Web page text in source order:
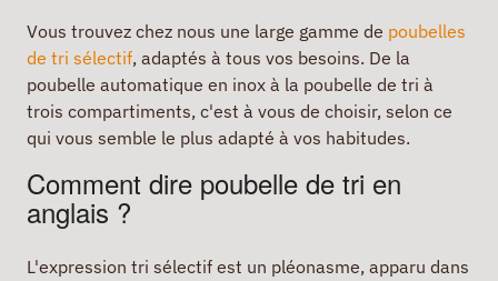
Vous trouvez chez nous une large gamme de poubelles
de tri sélectif, adaptés à tous vos besoins. De la
poubelle automatique en inox à la poubelle de tri à
trois compartiments, c'est à vous de choisir, selon ce
qui vous semble le plus adapté à vos habitudes.
Comment dire poubelle de tri en
anglais ?
L'expression tri sélectif est un pléonasme, apparu dans